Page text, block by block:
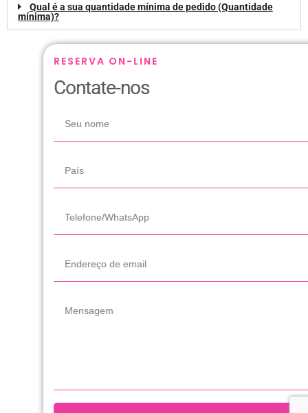
Qual é a sua quantidade mínima de pedido (Quantidade
mínima)?
RESERVA ON-LINE
Contate-nos